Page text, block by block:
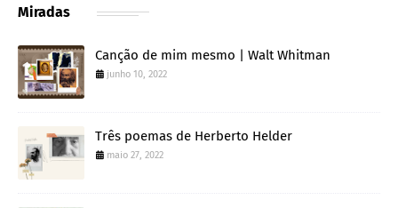
Miradas
Canção de mim mesmo | Walt Whitman
junho 10, 2022
Três poemas de Herberto Helder
maio 27, 2022